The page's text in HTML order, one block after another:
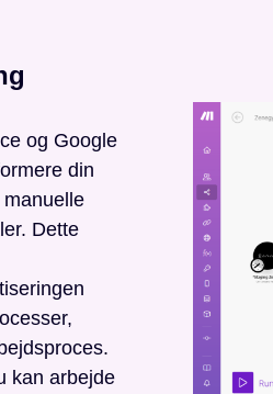
og Google
din
Dette
kan arbejde